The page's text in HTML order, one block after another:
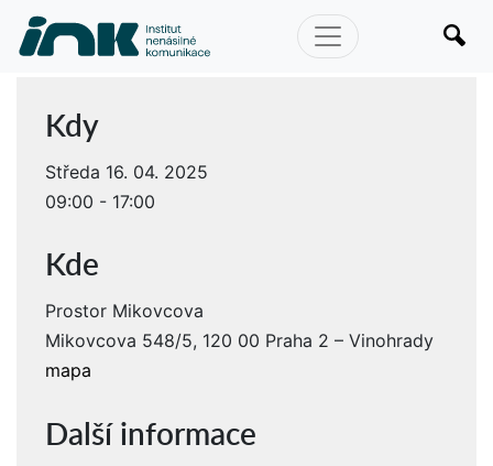
Kdy
Středa 16. 04. 2025
09:00 - 17:00
Kde
Prostor Mikovcova
Mikovcova 548/5, 120 00 Praha 2 – Vinohrady
mapa
Další informace